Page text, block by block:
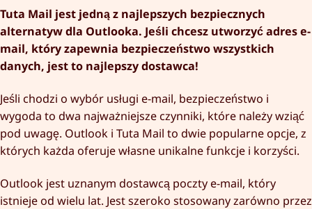
Tuta Mail jest jedną z najlepszych bezpiecznych
alternatyw dla Outlooka. Jeśli chcesz utworzyć adres e-
mail, który zapewnia bezpieczeństwo wszystkich
danych, jest to najlepszy dostawca!
Jeśli chodzi o wybór usługi e-mail, bezpieczeństwo i
wygoda to dwa najważniejsze czynniki, które należy wziąć
pod uwagę. Outlook i Tuta Mail to dwie popularne opcje, z
których każda oferuje własne unikalne funkcje i korzyści.
Outlook jest uznanym dostawcą poczty e-mail, który
istnieje od wielu lat. Jest szeroko stosowany zarówno przez